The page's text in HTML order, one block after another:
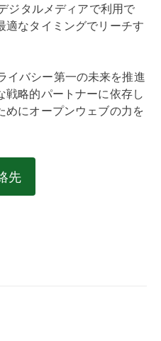
ジタルメディアで利用で
適なタイミングでリーチす
イバシー第一の未来を推進
略的パートナーに依存し
めにオープンウェブの力を
先